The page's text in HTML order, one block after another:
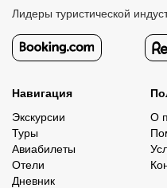
Лидеры туристической
Навигация
Экскурсии
Туры
Авиабилеты
Отели
Дневник
О